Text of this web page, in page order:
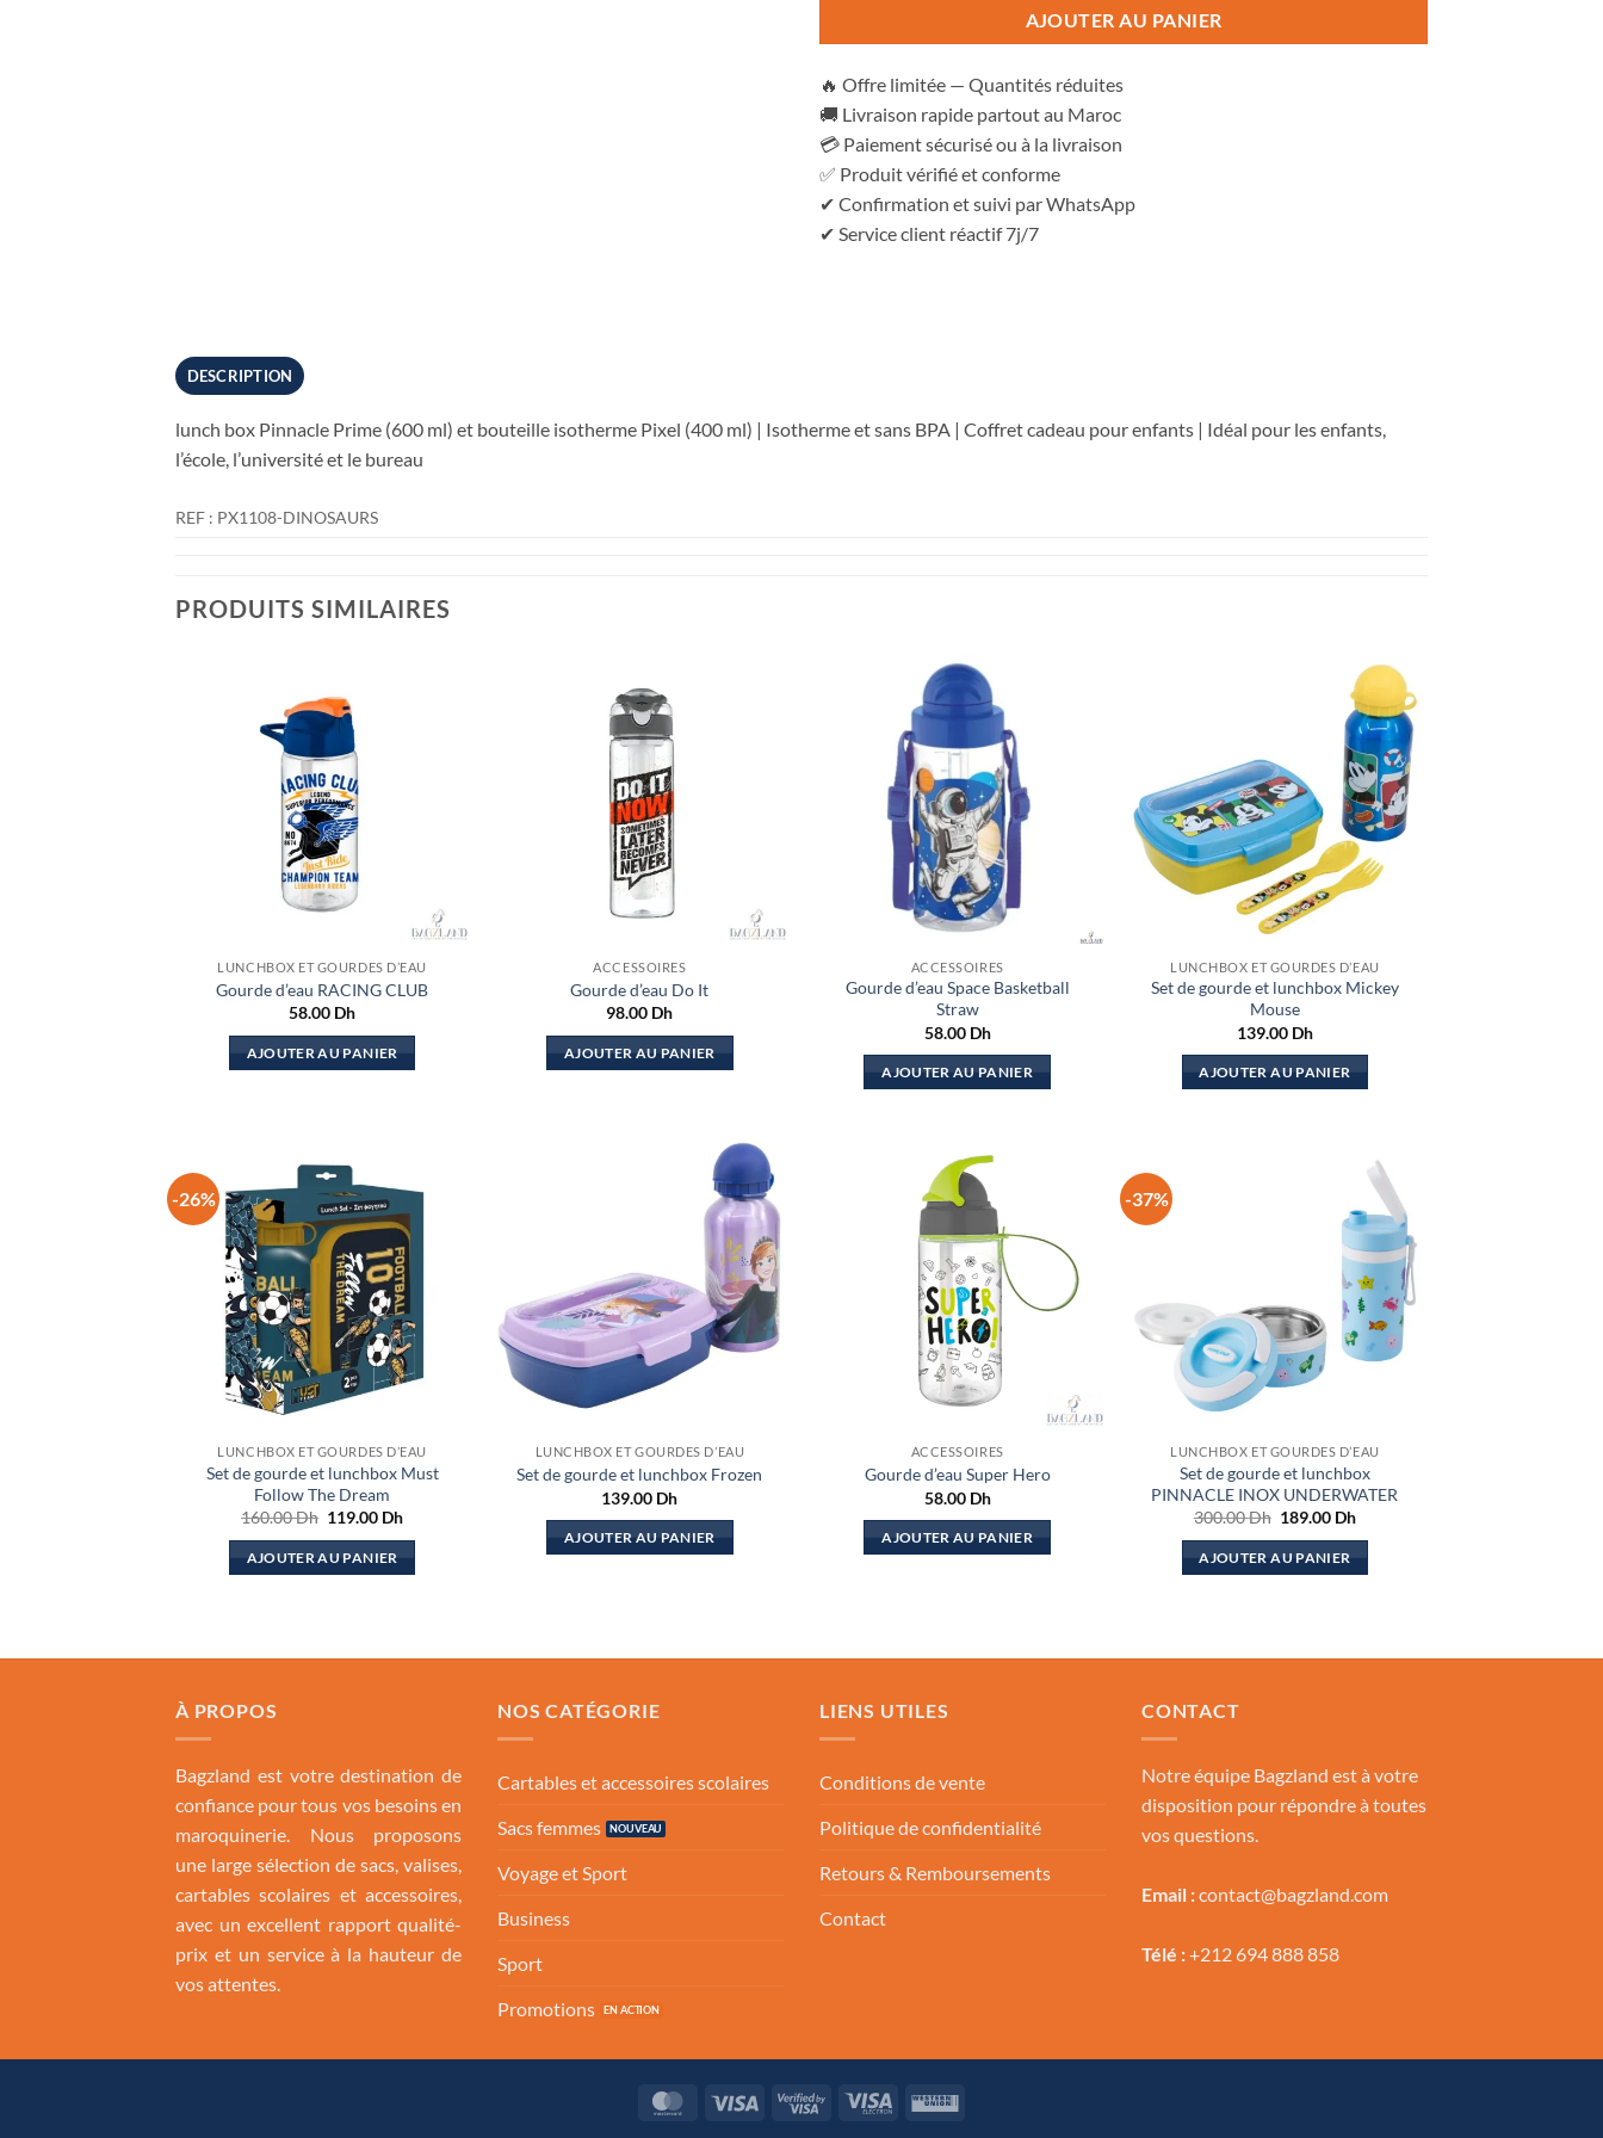
AJOUTER AU PANIER
🔥 Offre limitée — Quantités réduites
🚚 Livraison rapide partout au Maroc
💳 Paiement sécurisé ou à la livraison
✅ Produit vérifié et conforme
✔ Confirmation et suivi par WhatsApp
✔ Service client réactif 7j/7
DESCRIPTION
lunch box Pinnacle Prime (600 ml) et bouteille isotherme Pixel (400 ml) | Isotherme et sans BPA | Coffret cadeau pour enfants | Idéal pour les enfants,
l’école, l’université et le bureau
REF : PX1108-DINOSAURS
PRODUITS SIMILAIRES
LUNCHBOX ET GOURDES D’EAU
Gourde d’eau RACING CLUB
58.00 Dh
AJOUTER AU PANIER
ACCESSOIRES
Gourde d’eau Do It
98.00 Dh
AJOUTER AU PANIER
ACCESSOIRES
Gourde d’eau Space Basketball
Straw
58.00 Dh
AJOUTER AU PANIER
LUNCHBOX ET GOURDES D’EAU
Set de gourde et lunchbox Mickey
Mouse
139.00 Dh
AJOUTER AU PANIER
-26%
LUNCHBOX ET GOURDES D’EAU
Set de gourde et lunchbox Must
Follow The Dream
160.00Dh Le
initial
était :
119.00 DhLe
AJOUTER AU PANIER
LUNCHBOX ET GOURDES D’EAU
Set de gourde et lunchbox Frozen
139.00 Dh
AJOUTER AU PANIER
ACCESSOIRES
Gourde d’eau Super Hero
58.00 Dh
AJOUTER AU PANIER
-37%
LUNCHBOX ET GOURDES D’EAU
Set de gourde et lunchbox
PINNACLE INOX UNDERWATER
300.00Dh Le
initial
était :
189.00 DhLe
AJOUTER AU PANIER
À PROPOS
Bagzland est votre destination de
confiance pour tous vos besoins en
maroquinerie. Nous proposons
une large sélection de sacs, valises,
cartables scolaires et accessoires,
avec un excellent rapport qualité-
prix et un service à la hauteur de
vos attentes.
NOS CATÉGORIE
Cartables et accessoires scolaires
Sacs femmes
Voyage et Sport
Business
Sport
Promotions
LIENS UTILES
Conditions de vente
Politique de confidentialité
Retours & Remboursements
Contact
CONTACT
Notre équipe Bagzland est à votre
disposition pour répondre à toutes
vos questions.
Email :contact@bagzland.com
Télé :+212 694 888 858
MasterCardVisa
Visa
Visa
Western